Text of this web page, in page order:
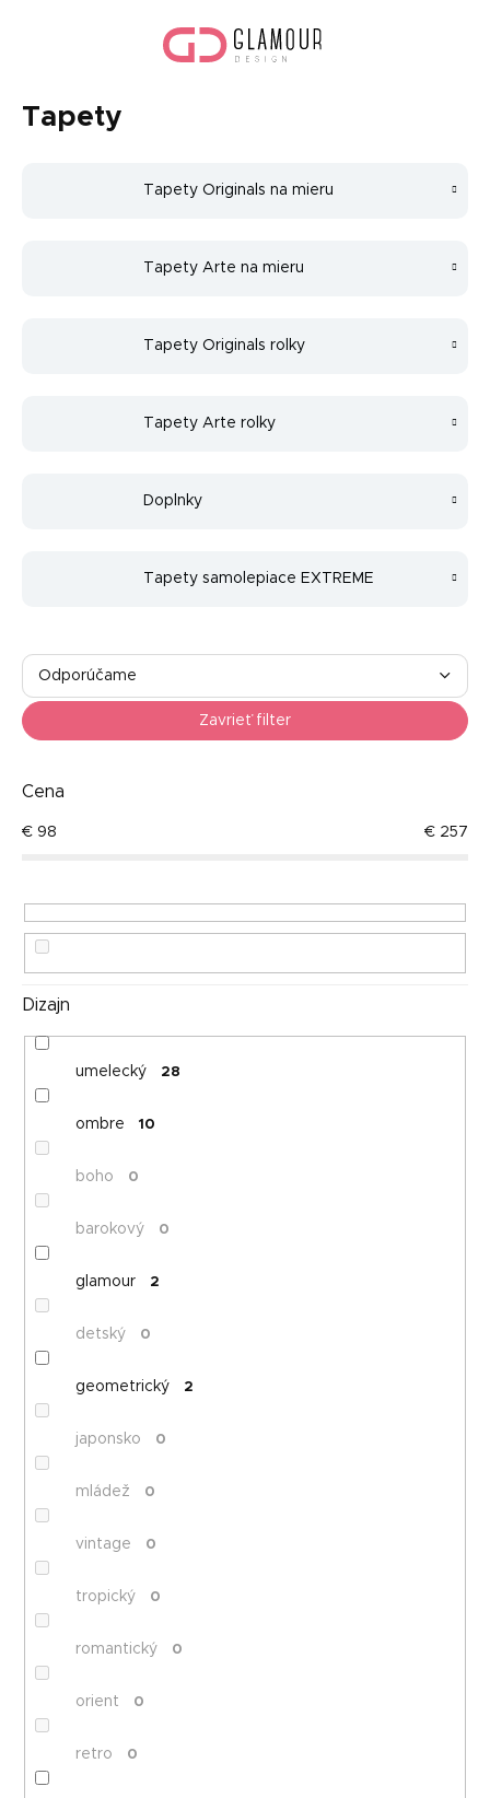
Tapety
Tapety Originals na mieru
Tapety Arte na mieru
Tapety Originals rolky
Tapety Arte rolky
Doplnky
Tapety samolepiace EXTREME
R
d
e
n
e
r
k
v
Odporúčame
Najpredávanejšie
Abecedne
Zavrieť filter
Cena
€ 98 € 257
Dizajn
umelecký 28
ombre 10
boho 0
barokový 0
glamour 2
detský 0
geometrický 2
japonsko 0
mládež 0
vintage 0
tropický 0
romantický 0
orient 0
retro 0